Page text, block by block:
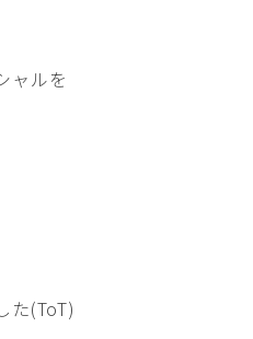
ャルを
た(ToT)